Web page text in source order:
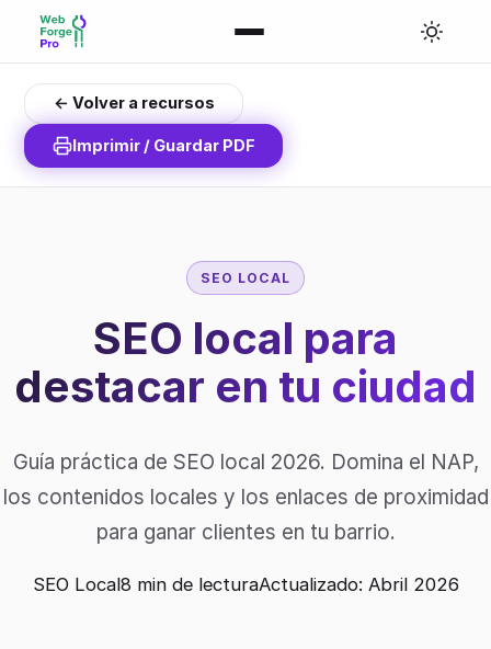
← Volver a recursos
Imprimir / Guardar PDF
SEO LOCAL
SEO local para
destacar en tu ciudad
Guía práctica de SEO local 2026. Domina el NAP,
los contenidos locales y los enlaces de proximidad
para ganar clientes en tu barrio.
SEO Local8 min de lecturaActualizado: Abril 2026